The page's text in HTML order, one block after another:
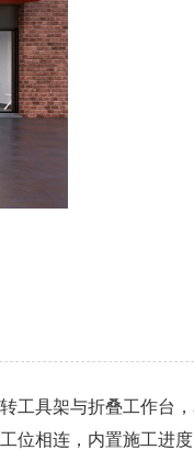
工具架与折叠工作台
位相连，内置施工进